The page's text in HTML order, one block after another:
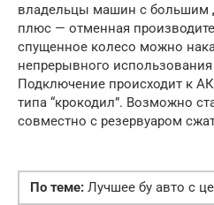
владельцы машин с большим
плюс — отменная
спущенное колесо можно
непрерывного использования
Подключение происходит к
типа “крокодил”. Возможно
совместно с резервуаром
По теме: Лучшее бу авто с